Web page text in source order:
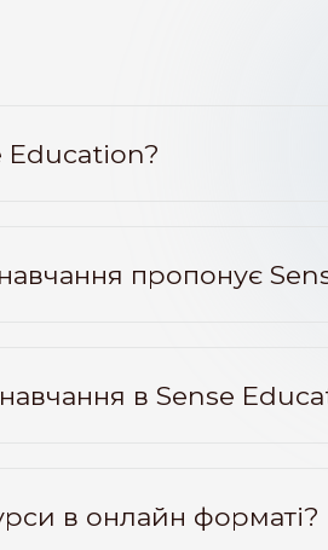
Education?
пропонує
в Sense
в онлайн форматі?